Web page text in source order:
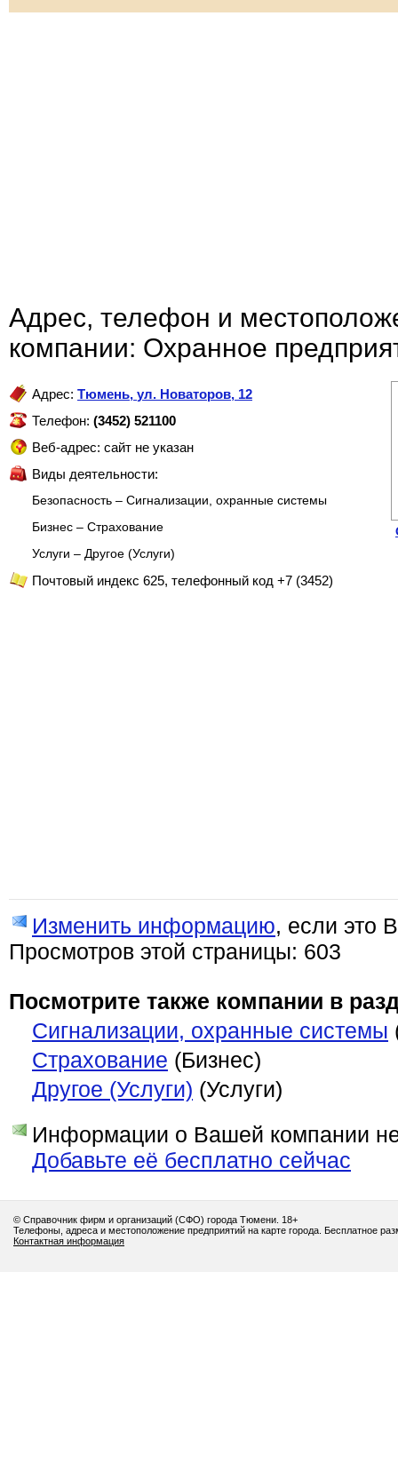
Адрес, телефон и
компании: Охранное
Адрес: Тюмень, ул. Новаторов, 12
Телефон: (3452) 521100
Веб-адрес: сайт не указан
Виды деятельности:
Безопасность – Сигнализации, охранные системы
Бизнес – Страхование
Услуги – Другое (Услуги)
Почтовый индекс 625, телефонный код +7 (3452)
Изменить информацию, если это
Просмотров этой страницы: 603
Посмотрите также компании в
Сигнализации, охранные системы
Страхование (Бизнес)
Другое (Услуги) (Услуги)
Информации о Вашей компании
Добавьте её бесплатно сейчас
© Справочник фирм и организаций (СФО) города Тюмени. 18+
Телефоны, адреса и местоположение предприятий на карте города. Бесплатное
Контактная информация